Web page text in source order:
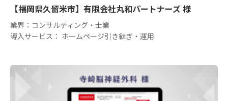
【福岡県久留米市】有限会社丸和パートナーズ 様
業界：コンサルティング・士業
導入サービス： ホームページ引き継ぎ・運用